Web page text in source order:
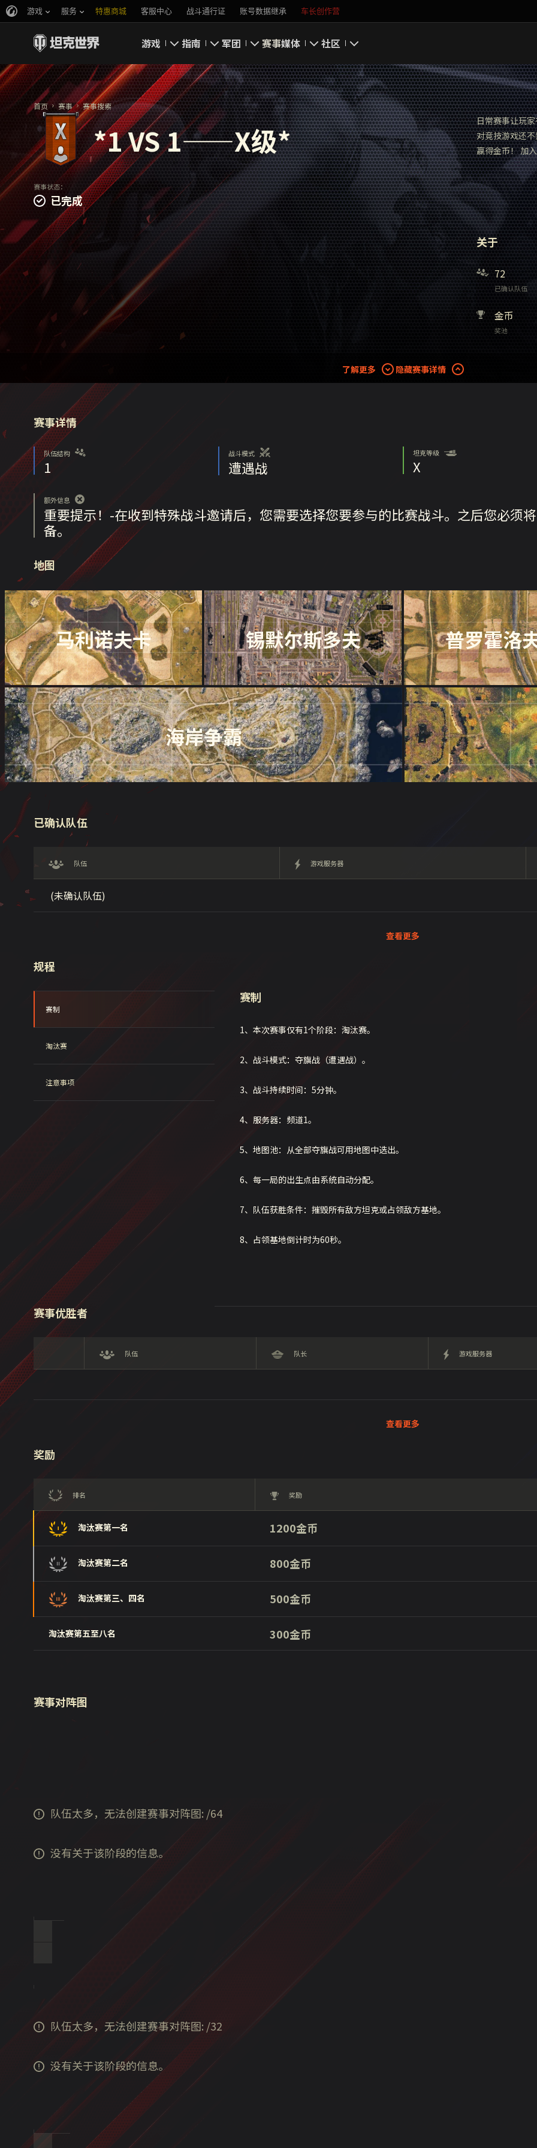
游戏 服务 特惠商城 客服中心 战斗通行证 账号数据继承 车长创作营
游戏
即刻下载
新闻
坦克百科
评级
指南
新手指南
高级用户
完整指南
经济系统
游戏规则
军团
要塞
领土战
军团评级
赛事媒体
游戏截图
游戏壁纸
游戏音乐
你好，吾久
万圣节
《以战止战》
社区
我的资料
搜索玩家
官方自媒体
首页 赛事 赛事搜索
*1 VS 1——X级*
赛事状态：
已完成
日常赛事让玩
对竞技游戏还
赢得金币！ 加
关于
72
已确认队伍
金币
奖池
了解更多 隐藏赛事详情
赛事详情
队伍结构
1
战斗模式
遭遇战
坦克等级
X
额外信息
重要提示！-在收到特殊战斗邀请后，您需要选择您要参与的比赛战斗。之后您必须
备。
地图
马利诺夫卡 锡默尔斯多夫 普罗霍洛
海岸争霸
已确认队伍
队伍 游戏服务器
(未确认队伍)
查看更多
规程
赛制
淘汰赛
注意事项
赛制
1、本次赛事仅有1个阶段：淘汰赛。
2、战斗模式：夺旗战（遭遇战）。
3、战斗持续时间：5分钟。
4、服务器：频道1。
5、地图池：从全部夺旗战可用地图中选出。
6、每一局的出生点由系统自动分配。
7、队伍获胜条件：摧毁所有敌方坦克或占领敌方基地。
8、占领基地倒计时为60秒。
赛事优胜者
队伍 队长 游戏服务器
查看更多
奖励
排名 奖励
淘汰赛第一名 1200金币
淘汰赛第二名 800金币
淘汰赛第三、四名 500金币
淘汰赛第五至八名 300金币
赛事对阵图
队伍太多，无法创建赛事对阵图: /64
没有关于该阶段的信息。
队伍太多，无法创建赛事对阵图: /32
没有关于该阶段的信息。